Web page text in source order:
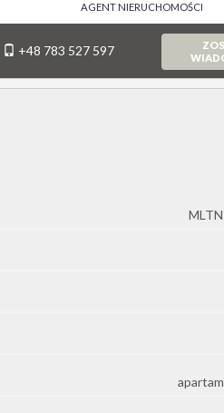
AGENT NIERUCHOMOŚCI
+48 783 527 597